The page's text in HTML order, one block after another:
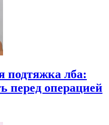
подтяжка лба:
перед операцией